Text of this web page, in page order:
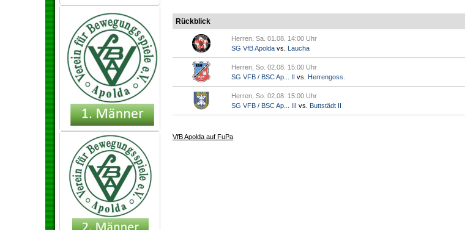
Rückblick
Herren, Sa. 01.08. 14:00 Uhr
SG VfB Apolda vs. Laucha
Herren, So. 02.08. 15:00 Uhr
SG VFB / BSC Ap... II vs. Herrengoss.
Herren, So. 02.08. 15:00 Uhr
SG VFB / BSC Ap... III vs. Buttstädt II
VfB Apolda auf FuPa